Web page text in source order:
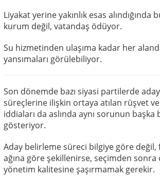
Liyakat yerine yakınlık esas alındığında
kurum değil, vatandaş ödüyor.
Su hizmetinden ulaşıma kadar her
yansımaları görülebiliyor.
Son dönemde bazı siyasi partilerde
süreçlerine ilişkin ortaya atılan rüşvet
iddiaları da aslında aynı sorunun başka
gösteriyor.
Aday belirleme süreci bilgiye göre değil,
ağına göre şekillenirse, seçimden sonra
yönetim kalitesine şaşırmamak gerekir.